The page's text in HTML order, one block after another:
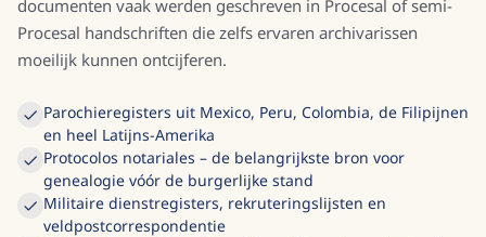
documenten vaak werden geschreven in Procesal of semi-
Procesal handschriften die zelfs ervaren archivarissen
moeilijk kunnen ontcijferen.
Parochieregisters uit Mexico, Peru, Colombia, de Filipijnen
en heel Latijns-Amerika
Protocolos notariales – de belangrijkste bron voor
genealogie vóór de burgerlijke stand
Militaire dienstregisters, rekruteringslijsten en
veldpostcorrespondentie